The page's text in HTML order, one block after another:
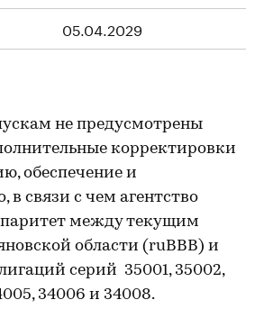
05.04.2029
не предусмотрены
корректировки
обеспечение и
в связи с чем агентство
паритет между текущим
области (ruBBB) и
серий 35001, 35002,
34006 и 34008.